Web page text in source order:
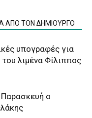
ΑΠΟ ΤΟΝ ΔΗΜΙΟΥΡΓΟ
υπογραφές για
λιμένα Φίλιππος
ο